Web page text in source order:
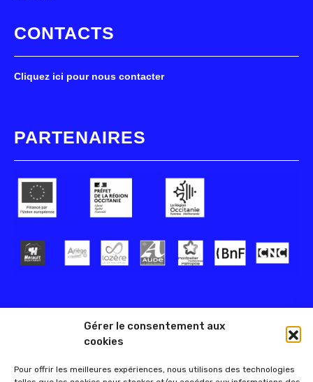
Gérer le consentement aux
cookies
Pour offrir les meilleures expériences, nous utilisons des technologies
CONTACTS
Cliquez ici pour nous contacter
PARTENAIRES